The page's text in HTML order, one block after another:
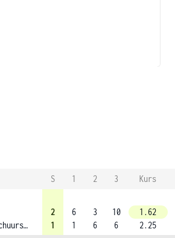
S 1 2 3
Kurs
Schuurs (4)
2
1
6
1
3
6
10
6
1.62
2.25